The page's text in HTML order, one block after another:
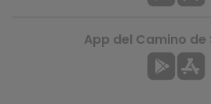
App del Camino